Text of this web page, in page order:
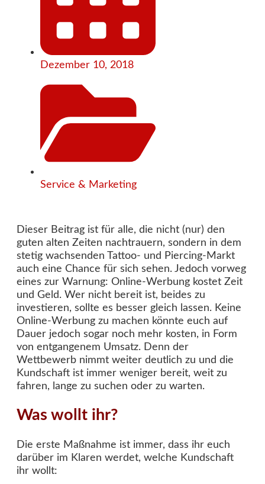
Dezember 10, 2018
Service & Marketing
Dieser Beitrag ist für alle, die nicht (nur) den
guten alten Zeiten nachtrauern, sondern in dem
stetig wachsenden Tattoo- und Piercing-Markt
auch eine Chance für sich sehen. Jedoch vorweg
eines zur Warnung: Online-Werbung kostet Zeit
und Geld. Wer nicht bereit ist, beides zu
investieren, sollte es besser gleich lassen. Keine
Online-Werbung zu machen könnte euch auf
Dauer jedoch sogar noch mehr kosten, in Form
von entgangenem Umsatz. Denn der
Wettbewerb nimmt weiter deutlich zu und die
Kundschaft ist immer weniger bereit, weit zu
fahren, lange zu suchen oder zu warten.
Was wollt ihr?
Die erste Maßnahme ist immer, dass ihr euch
darüber im Klaren werdet, welche Kundschaft
ihr wollt: